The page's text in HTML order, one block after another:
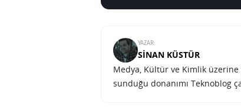
YAZAR:
SINAN KÜSTÜR
Medya, Kültür ve Kimlik
sunduğu donanımı Teknoblog